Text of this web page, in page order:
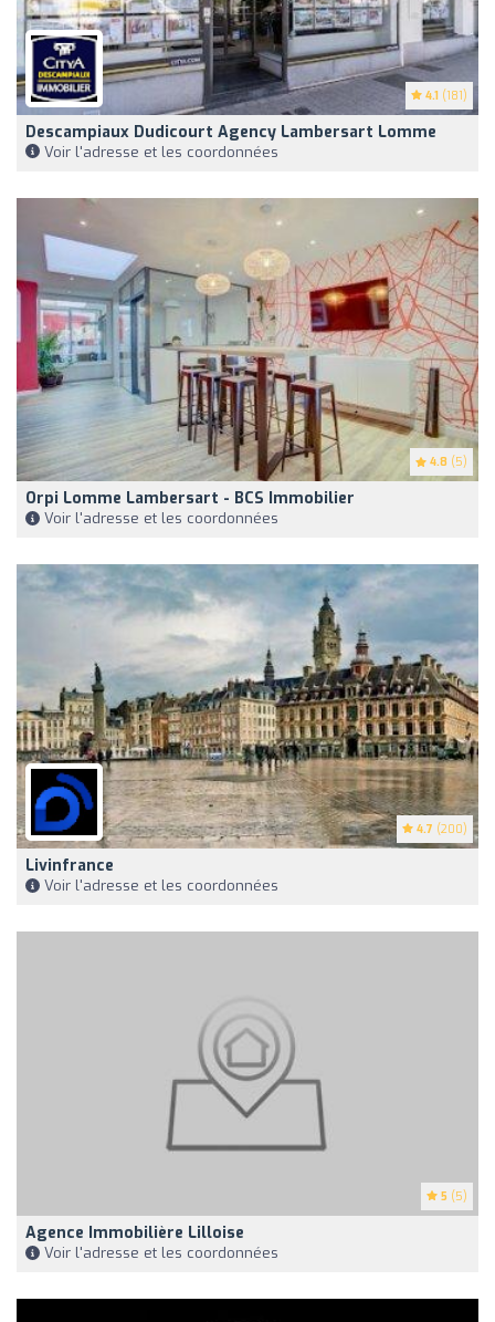
4.1 (181)
Descampiaux Dudicourt Agency Lambersart Lomme
Voir l'adresse et les coordonnées
4.8 (5)
Orpi Lomme Lambersart - BCS Immobilier
Voir l'adresse et les coordonnées
4.7 (200)
Livinfrance
Voir l'adresse et les coordonnées
5 (5)
Agence Immobilière Lilloise
Voir l'adresse et les coordonnées